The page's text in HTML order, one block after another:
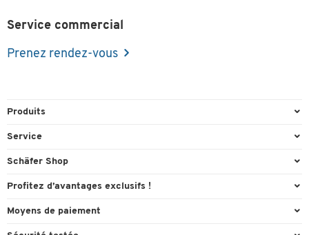
Service commercial
Prenez rendez-vous
Produits
Emballage et expédition
Fournitures de bureau
Mobilier de bureau
Service
Aperçu des n° de tél.
FAQ
Schäfer Shop
A propos
Profitez d’avantages exclusifs !
Cadeau de bienvenue
Moyens de paiement
Paypal